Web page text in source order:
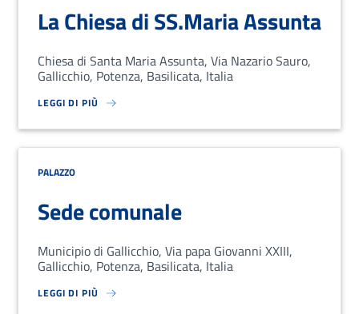
La Chiesa di SS.Maria Assunta
Chiesa di Santa Maria Assunta, Via Nazario Sauro,
Gallicchio, Potenza, Basilicata, Italia
LEGGI DI PIÙ
SU LOREM IPSUM DOLOR SIT AMET, CONSECTETUR ADIPISCING
PALAZZO
Sede comunale
Municipio di Gallicchio, Via papa Giovanni XXIII,
Gallicchio, Potenza, Basilicata, Italia
LEGGI DI PIÙ
SU LOREM IPSUM DOLOR SIT AMET, CONSECTETUR ADIPISCING